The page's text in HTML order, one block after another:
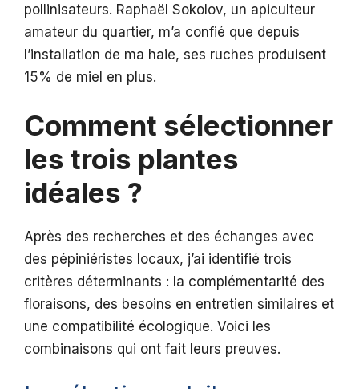
pollinisateurs. Raphaël Sokolov, un apiculteur
amateur du quartier, m’a confié que depuis
l’installation de ma haie, ses ruches produisent
15% de miel en plus.
Comment sélectionner
les trois plantes
idéales ?
Après des recherches et des échanges avec
des pépiniéristes locaux, j’ai identifié trois
critères déterminants : la complémentarité des
floraisons, des besoins en entretien similaires et
une compatibilité écologique. Voici les
combinaisons qui ont fait leurs preuves.